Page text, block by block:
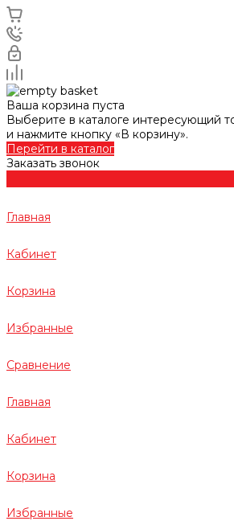
Ваша корзина пуста
Выберите в каталоге интересующий
и нажмите кнопку «В корзину».
Перейти в каталог
Заказать звонок
Главная
Кабинет
Корзина
Избранные
Сравнение
Главная
Кабинет
Корзина
Избранные